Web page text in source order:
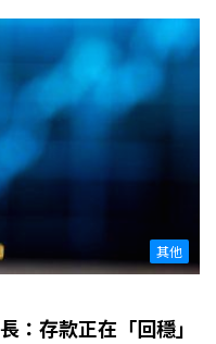
其他
：存款正在「回穩」